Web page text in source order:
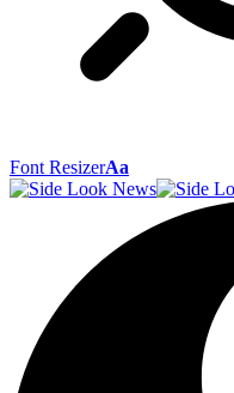
Font ResizerAa